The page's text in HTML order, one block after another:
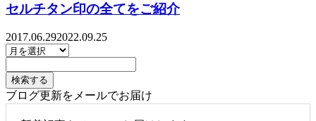
セルチタン印の全てをご紹介
2017.06.292022.09.25
ブログ更新をメールでお届け